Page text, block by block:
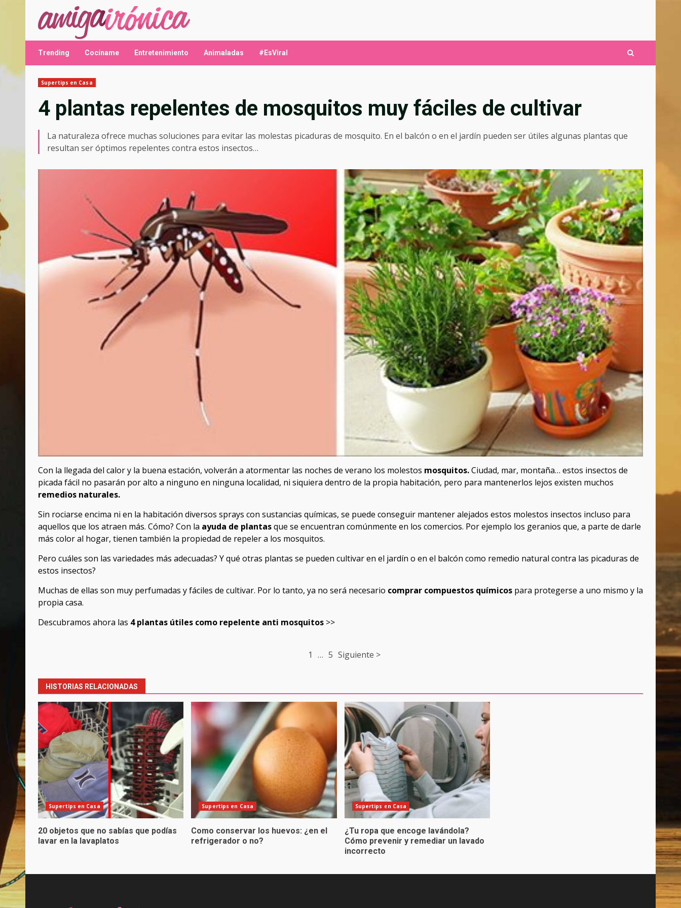
contenido
Trending Cocíname Entretenimiento Animaladas #EsViral
Supertips en Casa
4 plantas repelentes de mosquitos muy fáciles de cultivar
La naturaleza ofrece muchas soluciones para evitar las molestas picaduras de mosquito. En el balcón o en el jardín pueden ser útiles algunas plantas que
resultan ser óptimos repelentes contra estos insectos…
Con la llegada del calor y la buena estación, volverán a atormentar las noches de verano los molestos mosquitos.Ciudad, mar, montaña… estos insectos de
picada fácil no pasarán por alto a ninguno en ninguna localidad, ni siquiera dentro de la propia habitación, pero para mantenerlos lejos existen muchos
remedios naturales.
Sin rociarse encima ni en la habitación diversos sprays con sustancias químicas, se puede conseguir mantener alejados estos molestos insectos incluso para
aquellos que los atraen más. Cómo? Con la ayuda de plantasque se encuentran comúnmente en los comercios. Por ejemplo los geranios que, a parte de darle
más color al hogar, tienen también la propiedad de repeler a los mosquitos.
Pero cuáles son las variedades más adecuadas? Y qué otras plantas se pueden cultivar en el jardín o en el balcón como remedio natural contra las picaduras de
estos insectos?
Muchas de ellas son muy perfumadas y fáciles de cultivar. Por lo tanto, ya no será necesario comprar compuestos químicos para protegerse a uno mismo y la
propia casa.
Descubramos ahora las 4 plantas útiles como repelente anti mosquitos >>
1 … 5 Siguiente >
HISTORIAS RELACIONADAS
Supertips en Casa
20 objetos que no sabías que podías
lavar en la lavaplatos
Supertips en Casa
Como conservar los huevos: ¿en el
refrigerador o no?
Supertips en Casa
¿Tu ropa que encoge lavándola?
Cómo prevenir y remediar un lavado
incorrecto